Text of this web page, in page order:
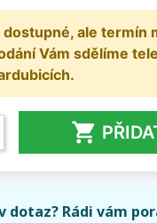
ale termín
Vám sdělíme

dotaz? Rádi vám